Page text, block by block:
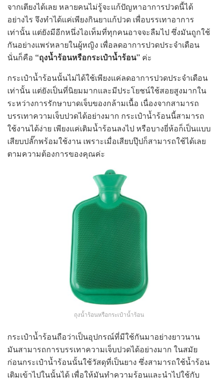
จากเตียงได้เลย หลายคนไม่รู้จะแก้ปัญหาอาการปวดนี้ได้
อย่างไร จึงทำได้แค่เพียงกินยาแก้ปวด เพื่อบรรเทาอาการ
เท่านั้น แต่ยังมีอีกหนึ่งไอเท็มที่ทุกคนอาจจะลืมไป ซึ่งมันถูกใช้
กันอย่างแพร่หลายในผู้หญิง เพื่อลดอาการปวดประจำเดือน
นั่นก็คือ “ถุงน้ำร้อนหรือกระเป๋าน้ำร้อน” ค่ะ
กระเป๋าน้ำร้อนนั้นไม่ได้ใช้เพียงแค่ลดอาการปวดประจำเดือน
เท่านั้น แต่ยังเป็นที่นิยมมากและมีประโยชน์ใช้สอยสูงมากใน
ระหว่างการรักษาบาดเจ็บของกล้ามเนื้อ เนื่องจากสามารถ
บรรเทาความเจ็บปวดได้อย่างมาก กระเป๋าน้ำร้อนนี้สามารถ
ใช้งานได้ง่าย เพียงแค่เติมน้ำร้อนลงไป หรือบางยี่ห้อก็เป็นแบบ
เสียบปลั๊กพร้อมใช้งาน เพราะเมื่อเสียบปุ๊ปก็สามารถใช้ได้เลย
ตามความต้องการของคุณค่ะ
ถุงน้ำร้อนหรือกระเป๋าน้ำร้อน
กระเป๋าน้ำร้อนถือว่าเป็นอุปกรณ์ที่มีใช้กันมาอย่างยาวนาน
มันสามารถการบรรเทาความเจ็บปวดได้อย่างมาก ในสมัย
ก่อนกระเป๋าน้ำร้อนนั้นใช้วัสดุที่เป็นยาง ซึ่งสามารถใช้น้ำร้อน
เติมเข้าไปในนั้นได้ เพื่อให้มันทำความร้อนและนำไปใช้กับ